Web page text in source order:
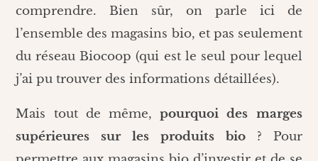
comprendre. Bien sûr, on parle ici de
l’ensemble des magasins bio, et pas seulement
du réseau Biocoop (qui est le seul pour lequel
j’ai pu trouver des informations détaillées).
Mais tout de même,pourquoi des marges
supérieures sur les produits bio? Pour